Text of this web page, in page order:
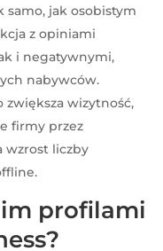
samo, jak osobistym
z opiniami
i negatywnymi,
nabywców.
zwiększa wizytność,
firmy przez
wzrost liczby
profilami